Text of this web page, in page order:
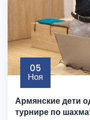
05
Ноя
Армянские дети
турнире по